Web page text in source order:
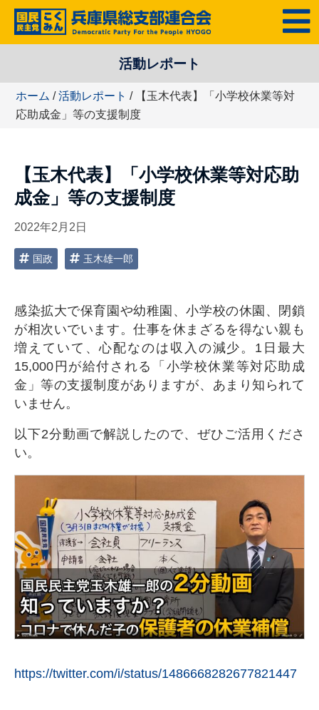
テ
ツ
MENU
活動レポート
ホーム /活動レポート / 【玉木代表】「小学校休業等対
応助成金」等の支援制度
【玉木代表】「小学校休業等対応助
成金」等の支援制度
2022年2月2日
国政 玉木雄一郎
感染拡大で保育園や幼稚園、小学校の休園、閉鎖
が相次いでいます。仕事を休まざるを得ない親も
増えていて、心配なのは収入の減少。1日最大
15,000円が給付される「小学校休業等対応助成
金」等の支援制度がありますが、あまり知られて
いません。
以下2分動画で解説したので、ぜひご活用くださ
い。
https://twitter.com/i/status/1486668282677821447